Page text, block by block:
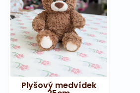
Plyšový medvídek